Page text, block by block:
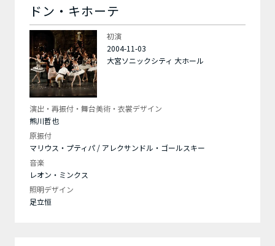
ドン・キホーテ
初演
2004-11-03
大宮ソニックシティ 大ホール
演出・再振付・舞台美術・衣裳デザイン
熊川哲也
原振付
マリウス・プティパ / アレクサンドル・ゴールスキー
音楽
レオン・ミンクス
照明デザイン
足立恒